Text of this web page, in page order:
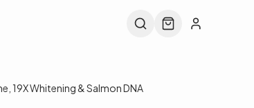
19X Whitening & Salmon DNA